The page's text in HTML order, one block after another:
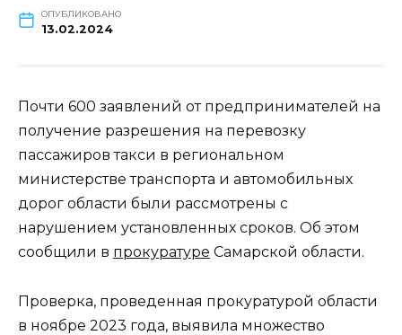
ОПУБЛИКОВАНО
13.02.2024
Почти 600 заявлений от предпринимателей на
получение разрешения на перевозку
пассажиров такси в региональном
министерстве транспорта и автомобильных
дорог области были рассмотрены с
нарушением установленных сроков. Об этом
сообщили в прокуратуре Самарской области.
Проверка, проведенная прокуратурой области
в ноябре 2023 года, выявила множество